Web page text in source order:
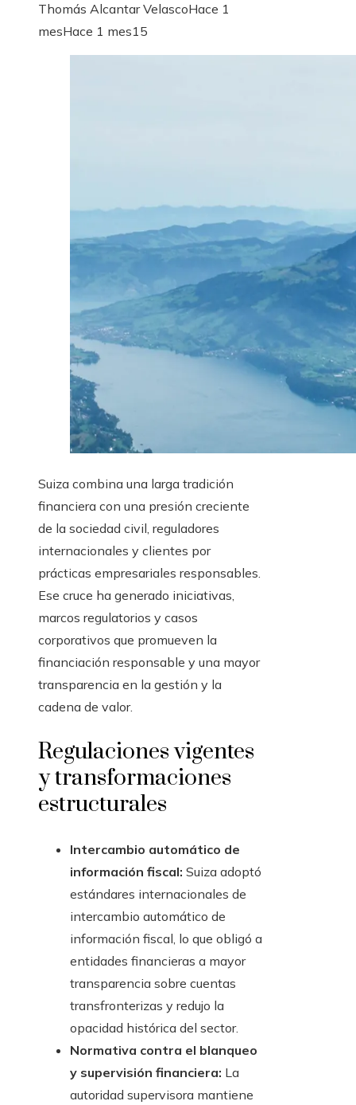
Thomás Alcantar VelascoHace 1
mesHace 1 mes15
Suiza combina una larga tradición
financiera con una presión creciente
de la sociedad civil, reguladores
internacionales y clientes por
prácticas empresariales responsables.
Ese cruce ha generado iniciativas,
marcos regulatorios y casos
corporativos que promueven la
financiación responsable y una mayor
transparencia en la gestión y la
cadena de valor.
Regulaciones vigentes
y transformaciones
estructurales
Intercambio automático de
información fiscal: Suiza adoptó
estándares internacionales de
intercambio automático de
información fiscal, lo que obligó a
entidades financieras a mayor
transparencia sobre cuentas
transfronterizas y redujo la
opacidad histórica del sector.
Normativa contra el blanqueo
y supervisión financiera: La
autoridad supervisora mantiene